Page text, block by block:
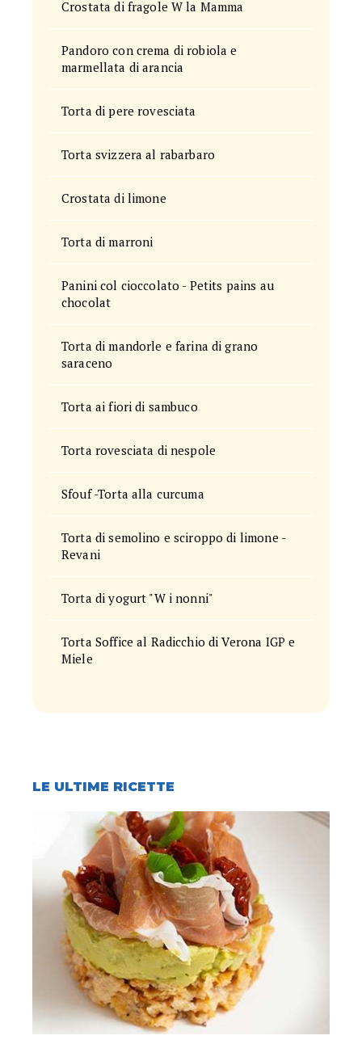
Crostata di fragole W la Mamma
Pandoro con crema di robiola e
marmellata di arancia
Torta di pere rovesciata
Torta svizzera al rabarbaro
Crostata di limone
Torta di marroni
Panini col cioccolato - Petits pains au
chocolat
Torta di mandorle e farina di grano
saraceno
Torta ai fiori di sambuco
Torta rovesciata di nespole
Sfouf -Torta alla curcuma
Torta di semolino e sciroppo di limone -
Revani
Torta di yogurt "W i nonni"
Torta Soffice al Radicchio di Verona IGP e
Miele
LE ULTIME RICETTE